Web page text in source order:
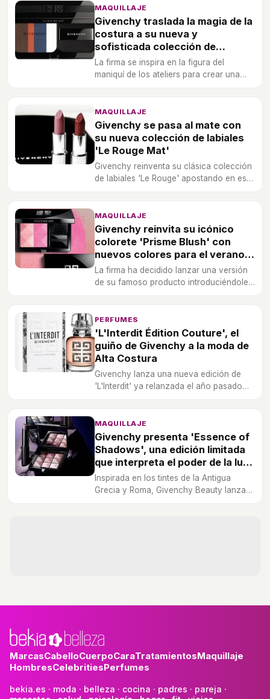
para el próximo otoño 2018.
MAQUILLAJE
Givenchy traslada la magia de la
costura a su nueva y
sofisticada colección de
maquillaje 'Couture Outlines'
La firma se inspira en la figura del
maniquí de los ateliers para crear una
MAQUILLAJE
Givenchy se pasa al mate con
su nueva colección de labiales
'Le Rouge Mat'
Givenchy reinventa su clásica colección
de labiales 'Le Rouge' apostando en esta
MAQUILLAJE
Givenchy reinvita su icónico
colorete 'Prisme Blush' con
nuevos colores para el verano
2017
La firma ha decidido lanzar una versión
de su famoso producto introduciéndole
PERFUMES
'L'Interdit Édition Couture', el
guiño de Givenchy a la moda de
Alta Costura
Givenchy lanza una nueva edición de
'L'Interdit' ya relanzada el año pasado
MAQUILLAJE
Givenchy presenta 'Essence of
Shadows', una edición limitada
que interpreta el poder de la luz
y las sombras
Inspirada en los tintes de la Antigua
Grecia y Roma, Givenchy Beauty lanza
MarcasCabelloCuerpoCaraTratamientosMaquillaje
HombresCelebritiesPerfumes
bekia.es · moda · belleza · cocina · padres · pareja ·